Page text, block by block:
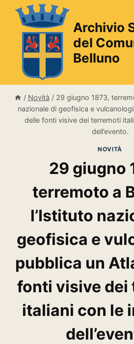
Salta
contenuto
Archivio
del
Belluno
/ Novità / 29 giugno 1873,
nazionale di geofisica e
delle fonti visive dei terremoti
dell’evento.
NOVITÀ
29 giugno
terremoto a
l’Istituto
geofisica e
pubblica un
fonti visive dei
italiani con le